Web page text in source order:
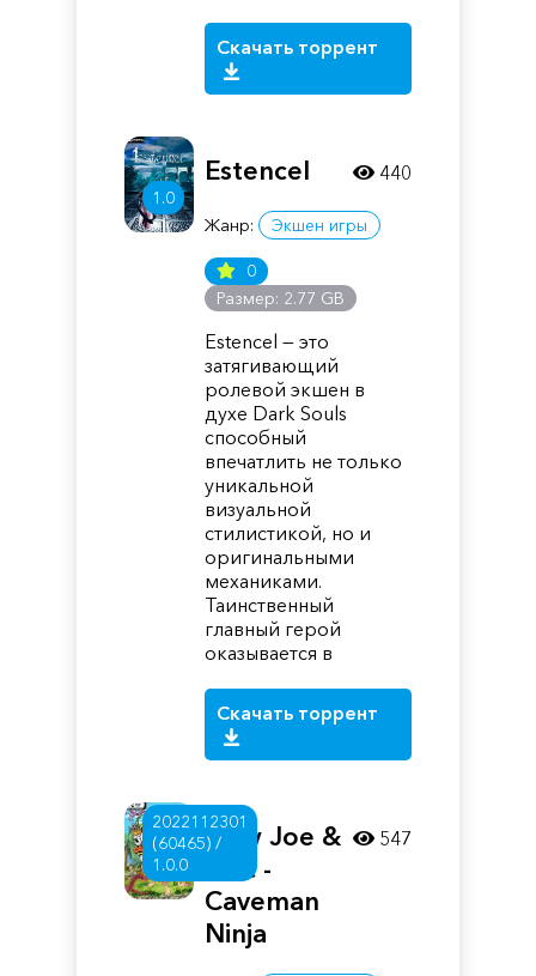
Скачать торрент
1.0
Estencel
Жанр: Экшен игры
0
Размер: 2.77 GB
Estencel — это
затягивающий
ролевой экшен в
духе Dark Souls
способный
впечатлить не только
уникальной
визуальной
стилистикой, но и
оригинальными
механиками.
Таинственный
главный герой
оказывается в
Скачать торрент
440
2022112301
(60465) /
1.0.0
New Joe &
Mac -
Caveman
Ninja
547